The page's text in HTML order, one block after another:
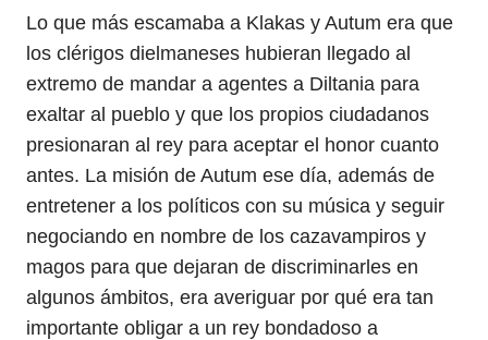
Lo que más escamaba a Klakas y Autum era que
los clérigos dielmaneses hubieran llegado al
extremo de mandar a agentes a Diltania para
exaltar al pueblo y que los propios ciudadanos
presionaran al rey para aceptar el honor cuanto
antes. La misión de Autum ese día, además de
entretener a los políticos con su música y seguir
negociando en nombre de los cazavampiros y
magos para que dejaran de discriminarles en
algunos ámbitos, era averiguar por qué era tan
importante obligar a un rey bondadoso a